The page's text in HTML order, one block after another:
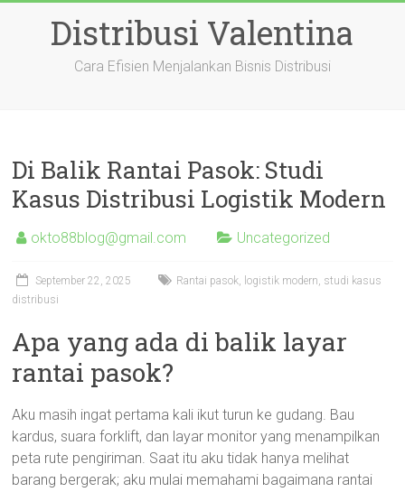
Distribusi Valentina
Cara Efisien Menjalankan Bisnis Distribusi
Di Balik Rantai Pasok: Studi
Kasus Distribusi Logistik Modern
okto88blog@gmail.com Uncategorized
September 22, 2025
Rantai pasok, logistik modern, studi kasus
distribusi
Apa yang ada di balik layar
rantai pasok?
Aku masih ingat pertama kali ikut turun ke gudang. Bau
kardus, suara forklift, dan layar monitor yang menampilkan
peta rute pengiriman. Saat itu aku tidak hanya melihat
barang bergerak; aku mulai memahami bagaimana rantai